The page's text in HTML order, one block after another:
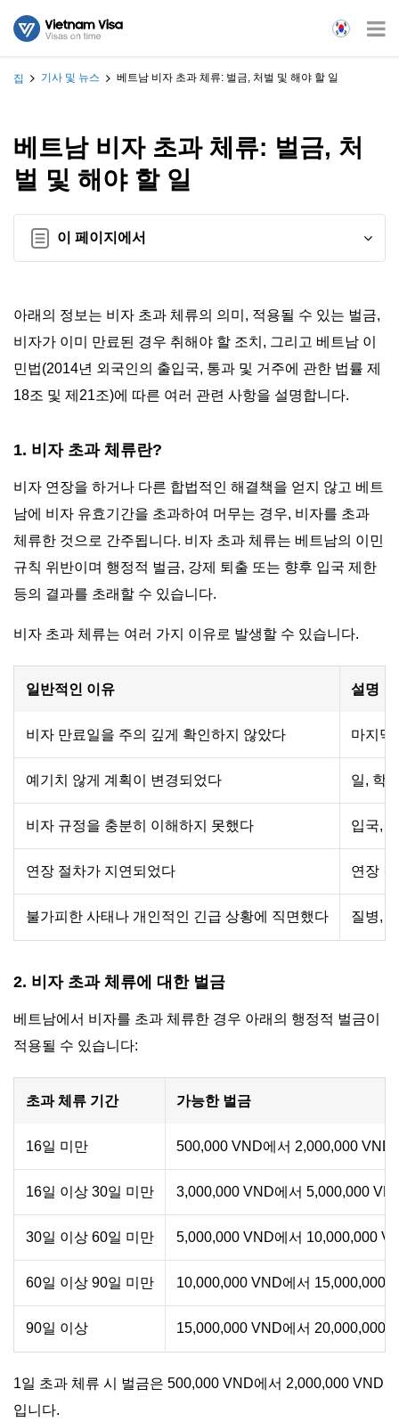
집 기사 및 뉴스 베트남 비자 초과 체류: 벌금, 처벌 및 해야 할 일
베트남 비자 초과 체류: 벌금, 처
벌 및 해야 할 일
이 페이지에서
아래의 정보는 비자 초과 체류의 의미, 적용될 수 있는 벌금,
비자가 이미 만료된 경우 취해야 할 조치, 그리고 베트남 이
민법(2014년 외국인의 출입국, 통과 및 거주에 관한 법률 제
18조 및 제21조)에 따른 여러 관련 사항을 설명합니다.
1. 비자 초과 체류란?
비자 연장을 하거나 다른 합법적인 해결책을 얻지 않고 베트
남에 비자 유효기간을 초과하여 머무는 경우, 비자를 초과
체류한 것으로 간주됩니다. 비자 초과 체류는 베트남의 이민
규칙 위반이며 행정적 벌금, 강제 퇴출 또는 향후 입국 제한
등의 결과를 초래할 수 있습니다.
비자 초과 체류는 여러 가지 이유로 발생할 수 있습니다.
일반적인 이유 설명
비자 만료일을 주의 깊게 확인하지 않았다 마지막
예기치 않게 계획이 변경되었다 일, 학
비자 규정을 충분히 이해하지 못했다 입국,
연장 절차가 지연되었다 연장
불가피한 사태나 개인적인 긴급 상황에 직면했다 질병,
2. 비자 초과 체류에 대한 벌금
베트남에서 비자를 초과 체류한 경우 아래의 행정적 벌금이
적용될 수 있습니다:
초과 체류 기간 가능한 벌금
16일 미만 500,000 VND에서 2,000,000 VND
16일 이상 30일 미만 3,000,000 VND에서 5,000,000
30일 이상 60일 미만 5,000,000 VND에서 10,000,000
60일 이상 90일 미만 10,000,000 VND에서 15,000,000
90일 이상 15,000,000 VND에서 20,000,000
1일 초과 체류 시 벌금은 500,000 VND에서 2,000,000 VND
입니다.